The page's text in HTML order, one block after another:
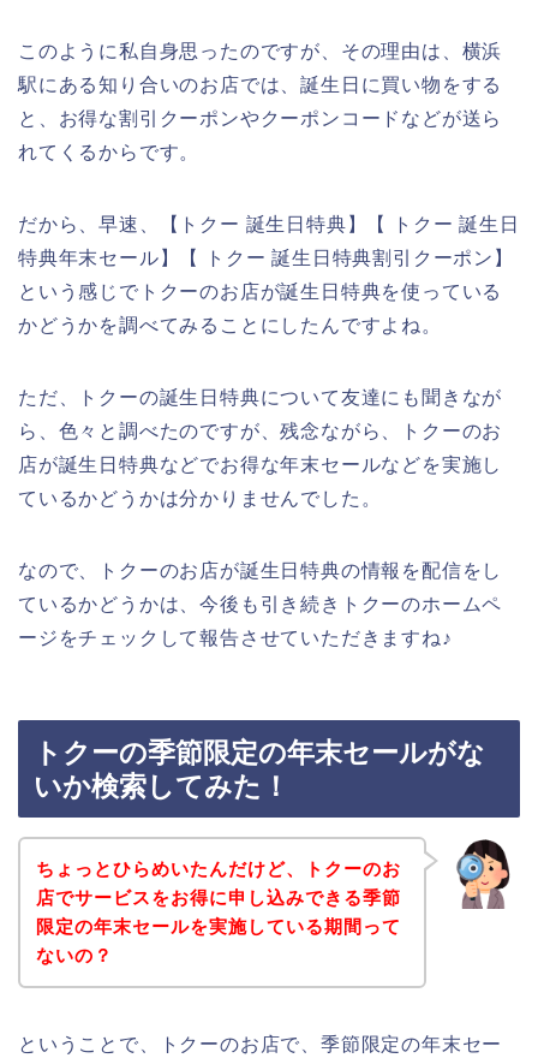
このように私自身思ったのですが、その理由は、横浜
駅にある知り合いのお店では、誕生日に買い物をする
と、お得な割引クーポンやクーポンコードなどが送ら
れてくるからです。
だから、早速、【トクー 誕生日特典】【 トクー 誕生日
特典年末セール】【 トクー 誕生日特典割引クーポン】
という感じでトクーのお店が誕生日特典を使っている
かどうかを調べてみることにしたんですよね。
ただ、トクーの誕生日特典について友達にも聞きなが
ら、色々と調べたのですが、残念ながら、トクーのお
店が誕生日特典などでお得な年末セールなどを実施し
ているかどうかは分かりませんでした。
なので、トクーのお店が誕生日特典の情報を配信をし
ているかどうかは、今後も引き続きトクーのホームペ
ージをチェックして報告させていただきますね♪
トクーの季節限定の年末セールがな
いか検索してみた！
ちょっとひらめいたんだけど、トクーのお
店でサービスをお得に申し込みできる季節
限定の年末セールを実施している期間って
ないの？
ということで、トクーのお店で、季節限定の年末セー